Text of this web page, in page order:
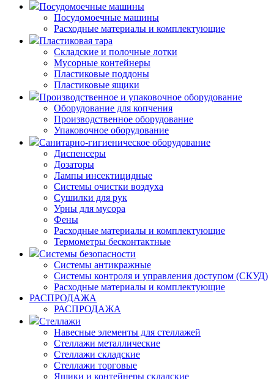
Посудомоечные машины
Посудомоечные машины
Расходные материалы и комплектующие
Пластиковая тара
Складские и полочные лотки
Мусорные контейнеры
Пластиковые поддоны
Пластиковые ящики
Производственное и упаковочное оборудование
Оборудование для копчения
Производственное оборудование
Упаковочное оборудование
Санитарно-гигиеническое оборудование
Диспенсеры
Дозаторы
Лампы инсектицидные
Системы очистки воздуха
Сушилки для рук
Урны для мусора
Фены
Расходные материалы и комплектующие
Термометры бесконтактные
Системы безопасности
Системы антикражные
Системы контроля и управления доступом (СКУД)
Расходные материалы и комплектующие
РАСПРОДАЖА
РАСПРОДАЖА
Стеллажи
Навесные элементы для стеллажей
Стеллажи металлические
Стеллажи складские
Стеллажи торговые
Ящики и контейнеры складские